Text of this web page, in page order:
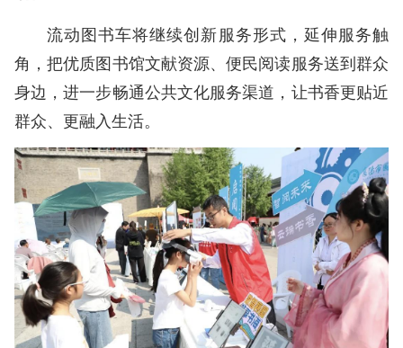
流动图书车将继续创新服务形式，延伸服务触
角，把优质图书馆文献资源、便民阅读服务送到群众
身边，进一步畅通公共文化服务渠道，让书香更贴近
群众、更融入生活。